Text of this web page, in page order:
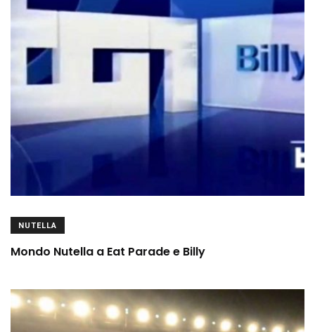
NUTELLA
Mondo Nutella a Eat Parade e Billy